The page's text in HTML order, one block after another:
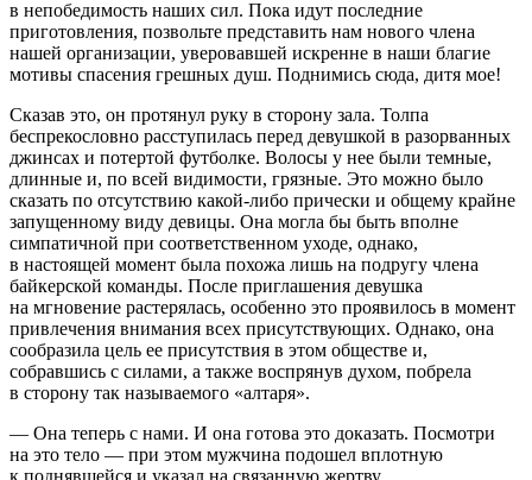
в непобедимость наших сил. Пока идут последние
приготовления, позвольте представить нам нового члена
нашей организации, уверовавшей искренне в наши благие
мотивы спасения грешных душ. Поднимись сюда, дитя мое!
Сказав это, он протянул руку в сторону зала. Толпа
беспрекословно расступилась перед девушкой в разорванных
джинсах и потертой футболке. Волосы у нее были темные,
длинные и, по всей видимости, грязные. Это можно было
сказать по отсутствию какой-либо прически и общему крайне
запущенному виду девицы. Она могла бы быть вполне
симпатичной при соответственном уходе, однако,
в настоящей момент была похожа лишь на подругу члена
байкерской команды. После приглашения девушка
на мгновение растерялась, особенно это проявилось в момент
привлечения внимания всех присутствующих. Однако, она
сообразила цель ее присутствия в этом обществе и,
собравшись с силами, а также воспрянув духом, побрела
в сторону так называемого «алтаря».
— Она теперь с нами. И она готова это доказать. Посмотри
на это тело — при этом мужчина подошел вплотную
к поднявшейся и указал на связанную жертву